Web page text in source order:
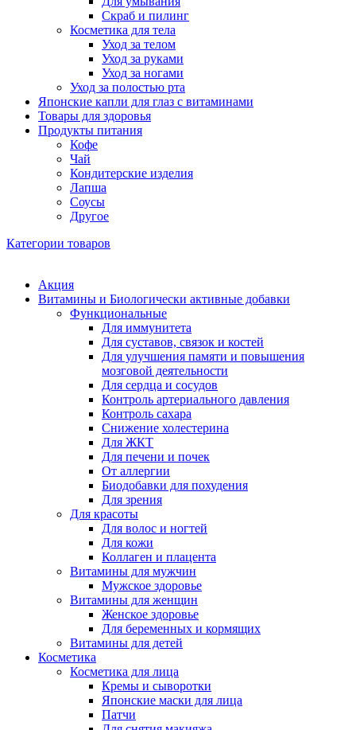
Скраб и пилинг
Косметика для тела
Уход за телом
Уход за руками
Уход за ногами
Уход за полостью рта
Японские капли для глаз с витаминами
Товары для здоровья
Продукты питания
Кофе
Чай
Кондитерские изделия
Лапша
Соусы
Другое
Категории товаров
Акция
Витамины и Биологически активные добавки
Функциональные
Для иммунитета
Для суставов, связок и костей
Для улучшения памяти и повышения
мозговой деятельности
Для сердца и сосудов
Контроль артериального давления
Контроль сахара
Снижение холестерина
Для ЖКТ
Для печени и почек
От аллергии
Биодобавки для похудения
Для зрения
Для красоты
Для волос и ногтей
Для кожи
Коллаген и плацента
Витамины для мужчин
Мужское здоровье
Витамины для женщин
Женское здоровье
Для беременных и кормящих
Витамины для детей
Косметика
Косметика для лица
Кремы и сыворотки
Японские маски для лица
Патчи